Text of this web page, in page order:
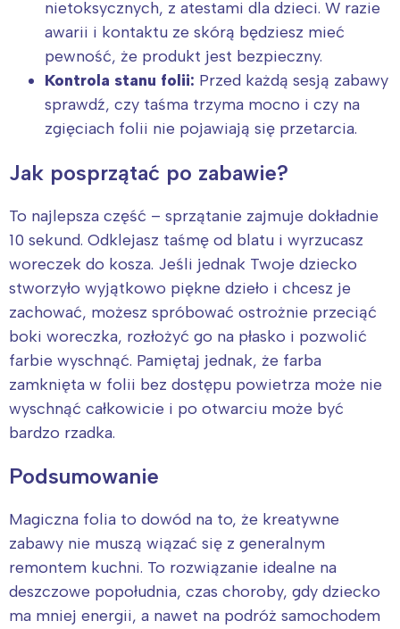
nietoksycznych, z atestami dla dzieci. W razie
awarii i kontaktu ze skórą będziesz mieć
pewność, że produkt jest bezpieczny.
Kontrola stanu folii: Przed każdą sesją zabawy
sprawdź, czy taśma trzyma mocno i czy na
zgięciach folii nie pojawiają się przetarcia.
Jak posprzątać po zabawie?
To najlepsza część – sprzątanie zajmuje dokładnie
10 sekund. Odklejasz taśmę od blatu i wyrzucasz
woreczek do kosza. Jeśli jednak Twoje dziecko
stworzyło wyjątkowo piękne dzieło i chcesz je
zachować, możesz spróbować ostrożnie przeciąć
boki woreczka, rozłożyć go na płasko i pozwolić
farbie wyschnąć. Pamiętaj jednak, że farba
zamknięta w folii bez dostępu powietrza może nie
wyschnąć całkowicie i po otwarciu może być
bardzo rzadka.
Podsumowanie
Magiczna folia to dowód na to, że kreatywne
zabawy nie muszą wiązać się z generalnym
remontem kuchni. To rozwiązanie idealne na
deszczowe popołudnia, czas choroby, gdy dziecko
ma mniej energii, a nawet na podróż samochodem